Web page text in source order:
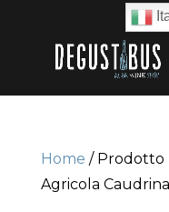
Home / Prodotto
Agricola Caudrina